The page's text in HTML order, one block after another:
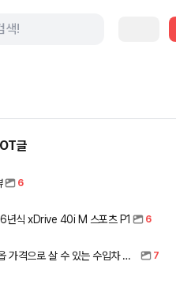
글
6
식 xDrive 40i M 스포츠 P1 6
아반떼 하브 풀옵 가격으로 살 수 있는 수입차 모아봤습니다 (중고 포함) 7